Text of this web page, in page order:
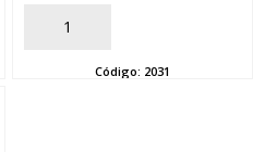
AÑADIR
Código: 2031